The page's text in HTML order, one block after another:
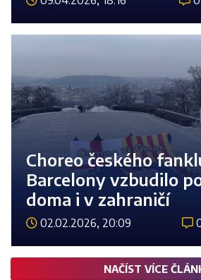
Choreo českého
Barcelony vzbudilo
doma i v zahraničí
02.02.2026, 20:09
NAČÍST VÍCE